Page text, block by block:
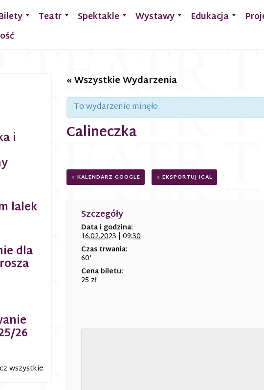
Teatr Spektakle Wystawy Edukacja
« Wszystkie Wydarzenia
To wydarzenie minęło.
Calineczka
+ KALENDARZ GOOGLE + EKSPORTUJ ICAL
Szczegóły
Data i godzina:
16.02.2023 | 09:30
Czas trwania:
60'
Cena biletu:
25 zł
i
lalek
dla
26
wszystkie